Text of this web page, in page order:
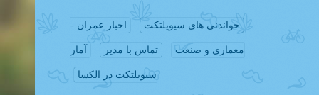
خواندنی های سیویلتکت اخبار عمران -
معماری و صنعت تماس با مدیر آمار
سیویلتکت در الکسا